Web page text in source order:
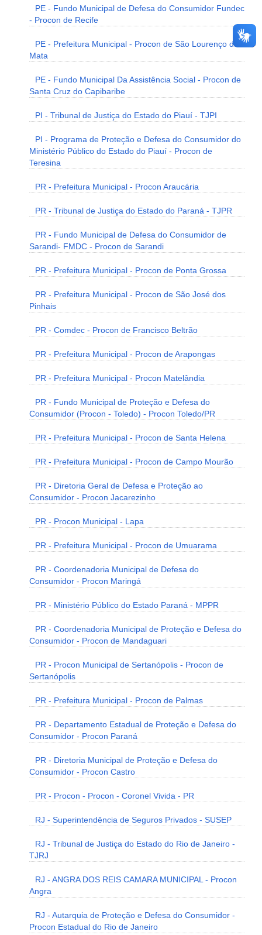
PE - Fundo Municipal de Defesa do Consumidor Fundec
- Procon de Recife
PE - Prefeitura Municipal - Procon de São Lourenço da
Mata
PE - Fundo Municipal Da Assistência Social - Procon de
Santa Cruz do Capibaribe
PI - Tribunal de Justiça do Estado do Piauí - TJPI
PI - Programa de Proteção e Defesa do Consumidor do
Ministério Público do Estado do Piauí - Procon de
Teresina
PR - Prefeitura Municipal - Procon Araucária
PR - Tribunal de Justiça do Estado do Paraná - TJPR
PR - Fundo Municipal de Defesa do Consumidor de
Sarandi- FMDC - Procon de Sarandi
PR - Prefeitura Municipal - Procon de Ponta Grossa
PR - Prefeitura Municipal - Procon de São José dos
Pinhais
PR - Comdec - Procon de Francisco Beltrão
PR - Prefeitura Municipal - Procon de Arapongas
PR - Prefeitura Municipal - Procon Matelândia
PR - Fundo Municipal de Proteção e Defesa do
Consumidor (Procon - Toledo) - Procon Toledo/PR
PR - Prefeitura Municipal - Procon de Santa Helena
PR - Prefeitura Municipal - Procon de Campo Mourão
PR - Diretoria Geral de Defesa e Proteção ao
Consumidor - Procon Jacarezinho
PR - Procon Municipal - Lapa
PR - Prefeitura Municipal - Procon de Umuarama
PR - Coordenadoria Municipal de Defesa do
Consumidor - Procon Maringá
PR - Ministério Público do Estado Paraná - MPPR
PR - Coordenadoria Municipal de Proteção e Defesa do
Consumidor - Procon de Mandaguari
PR - Procon Municipal de Sertanópolis - Procon de
Sertanópolis
PR - Prefeitura Municipal - Procon de Palmas
PR - Departamento Estadual de Proteção e Defesa do
Consumidor - Procon Paraná
PR - Diretoria Municipal de Proteção e Defesa do
Consumidor - Procon Castro
PR - Procon - Procon - Coronel Vivida - PR
RJ - Superintendência de Seguros Privados - SUSEP
RJ - Tribunal de Justiça do Estado do Rio de Janeiro -
TJRJ
RJ - ANGRA DOS REIS CAMARA MUNICIPAL - Procon
Angra
RJ - Autarquia de Proteção e Defesa do Consumidor -
Procon Estadual do Rio de Janeiro